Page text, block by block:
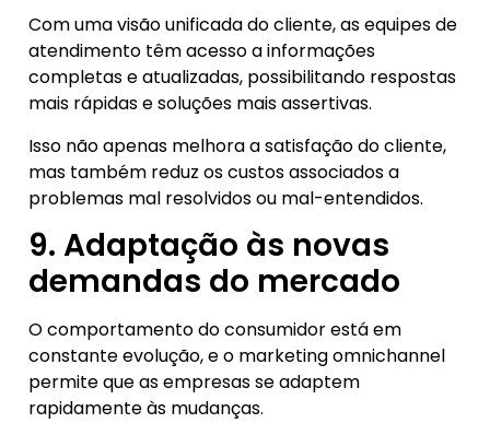
Com uma visão unificada do cliente, as equipes de
atendimento têm acesso a informações
completas e atualizadas, possibilitando respostas
mais rápidas e soluções mais assertivas.
Isso não apenas melhora a satisfação do cliente,
mas também reduz os custos associados a
problemas mal resolvidos ou mal-entendidos.
9. Adaptação às novas
demandas do mercado
O comportamento do consumidor está em
constante evolução, e o marketing omnichannel
permite que as empresas se adaptem
rapidamente às mudanças.